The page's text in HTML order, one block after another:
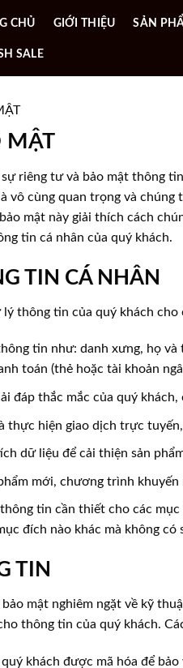
CHỦ GIỚI THIỆU SẢN
SALE
MẬT
riêng tư và bảo mật thông
vô cùng quan trọng và
mật này giải thích cách
tin cá nhân của quý khách.
TIN CÁ NHÂN
thông tin của quý khách cho
tin như: danh xưng, họ
toán (thẻ hoặc tài khoản
đáp thắc mắc của quý
thực hiện giao dịch trực
dữ liệu để cải thiện sản
mới, chương trình
tin cần thiết cho các
đích nào khác mà không có
TIN
mật nghiêm ngặt về kỹ
thông tin của quý khách.
khách được mã hóa để